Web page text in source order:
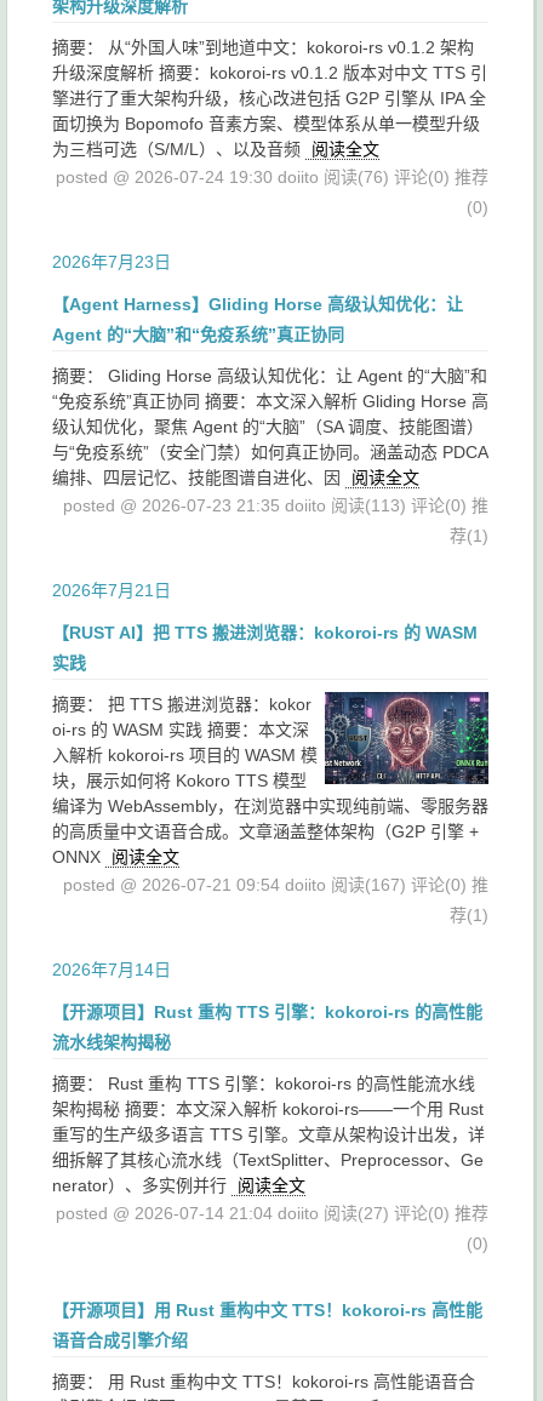
架构升级深度解析
摘要： 从“外国人味”到地道中文：kokoroi-rs v0.1.2 架构
升级深度解析 摘要：kokoroi-rs v0.1.2 版本对中文 TTS 引
擎进行了重大架构升级，核心改进包括 G2P 引擎从 IPA 全
面切换为 Bopomofo 音素方案、模型体系从单一模型升级
为三档可选（S/M/L）、以及音频
阅读全文
posted @ 2026-07-24 19:30 doiito 阅读(76) 评论(0) 推荐
(0)
2026年7月23日
【Agent Harness】Gliding Horse 高级认知优化：让
Agent 的“大脑”和“免疫系统”真正协同
摘要： Gliding Horse 高级认知优化：让 Agent 的“大脑”和
“免疫系统”真正协同 摘要：本文深入解析 Gliding Horse 高
级认知优化，聚焦 Agent 的“大脑”（SA 调度、技能图谱）
与“免疫系统”（安全门禁）如何真正协同。涵盖动态 PDCA
编排、四层记忆、技能图谱自进化、因
阅读全文
posted @ 2026-07-23 21:35 doiito 阅读(113) 评论(0) 推
荐(1)
2026年7月21日
【RUST AI】把 TTS 搬进浏览器：kokoroi-rs 的 WASM
实践
摘要： 把 TTS 搬进浏览器：kokor
oi-rs 的 WASM 实践 摘要：本文深
入解析 kokoroi-rs 项目的 WASM 模
块，展示如何将 Kokoro TTS 模型
编译为 WebAssembly，在浏览器中实现纯前端、零服务器
的高质量中文语音合成。文章涵盖整体架构（G2P 引擎 +
ONNX
阅读全文
posted @ 2026-07-21 09:54 doiito 阅读(167) 评论(0) 推
荐(1)
2026年7月14日
【开源项目】Rust 重构 TTS 引擎：kokoroi-rs 的高性能
流水线架构揭秘
摘要： Rust 重构 TTS 引擎：kokoroi-rs 的高性能流水线
架构揭秘 摘要：本文深入解析 kokoroi-rs——一个用 Rust
重写的生产级多语言 TTS 引擎。文章从架构设计出发，详
细拆解了其核心流水线（TextSplitter、Preprocessor、Ge
nerator）、多实例并行
阅读全文
posted @ 2026-07-14 21:04 doiito 阅读(27) 评论(0) 推荐
(0)
【开源项目】用 Rust 重构中文 TTS！kokoroi-rs 高性能
语音合成引擎介绍
摘要： 用 Rust 重构中文 TTS！kokoroi-rs 高性能语音合